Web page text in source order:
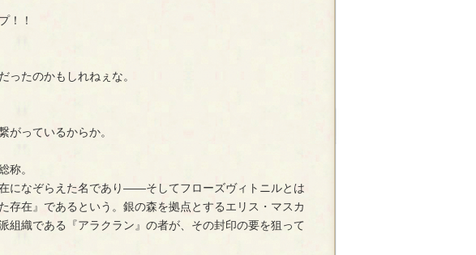
！！
たのかもしれねぇな。
っているからか。
称。
になぞらえた名であり――そしてフローズヴィトニルとは
存在』であるという。銀の森を拠点とするエリス・マスカ
織である『アラクラン』の者が、その封印の要を狙って